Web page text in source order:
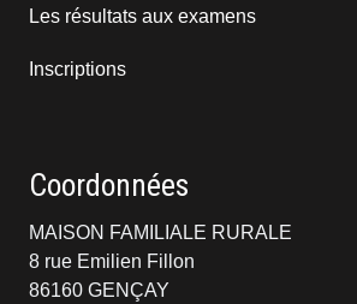
Les résultats aux examens
Inscriptions
Coordonnées
MAISON FAMILIALE RURALE
8 rue Emilien Fillon
86160 GENÇAY